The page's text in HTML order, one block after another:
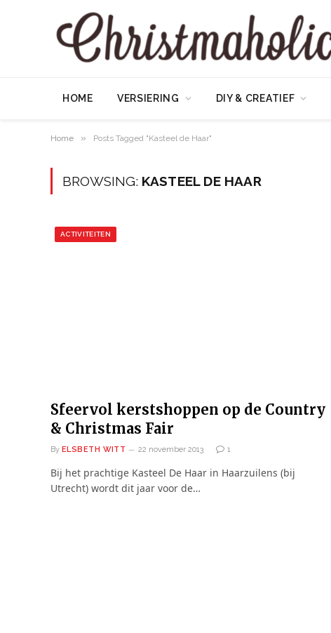
HOME VERSIERING DIY & CREATIEF
Home » Posts Tagged "Kasteel de Haar"
BROWSING: KASTEEL DE HAAR
ACTIVITEITEN
Sfeervol kerstshoppen op de Country
& Christmas Fair
By ELSBETH WITT 22 november 2013 1
Bij het prachtige Kasteel De Haar in Haarzuilens (bij
Utrecht) wordt dit jaar voor de…